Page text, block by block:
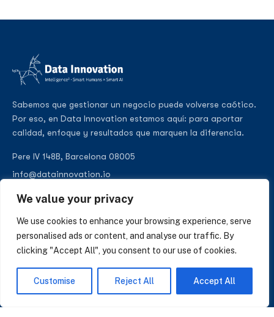
We value your privacy
We use cookies to enhance your browsing experience, serve
personalised ads or content, and analyse our traffic. By
clicking "Accept All", you consent to our use of cookies.
Customise Reject All Accept All
Sabemos que gestionar un negocio puede volverse caótico.
Por eso, en Data Innovation estamos aquí: para aportar
calidad, enfoque y resultados que marquen la diferencia.
Pere IV 148B, Barcelona 08005
info@datainnovation.io
SUSCRÍBASE A NUESTRAS NOTICIAS
Perspectivas sobre IA, datos y CRM. Sin spam, solo lo que importa.